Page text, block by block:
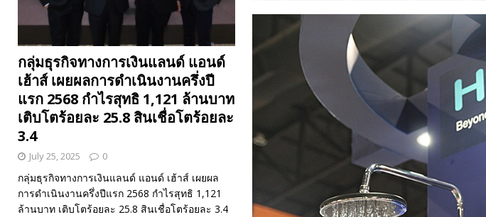
กลุ่มธุรกิจทางการเงินแลนด์ แอนด์
เฮ้าส์ เผยผลการดำเนินงานครึ่งปี
แรก 2568 กำไรสุทธิ 1,121 ล้านบาท
เติบโตร้อยละ 25.8 สินเชื่อโตร้อยละ
3.4
July 25, 2025 0
กลุ่มธุรกิจทางการเงินแลนด์ แอนด์ เฮ้าส์ เผยผล
การดำเนินงานครึ่งปีแรก 2568 กำไรสุทธิ 1,121
ล้านบาท เติบโตร้อยละ 25.8 สินเชื่อโตร้อยละ 3.4